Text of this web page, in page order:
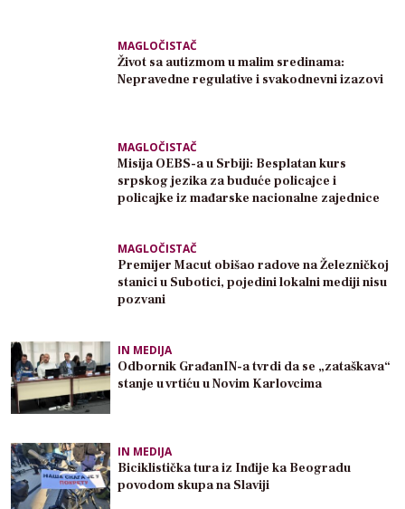
MAGLOČISTAČ
Život sa autizmom u malim sredinama:
Nepravedne regulative i svakodnevni izazovi
MAGLOČISTAČ
Misija OEBS-a u Srbiji: Besplatan kurs
srpskog jezika za buduće policajce i
policajke iz mađarske nacionalne zajednice
MAGLOČISTAČ
Premijer Macut obišao radove na Železničkoj
stanici u Subotici, pojedini lokalni mediji nisu
pozvani
IN MEDIJA
Odbornik GrađanIN-a tvrdi da se „zataškava“
stanje u vrtiću u Novim Karlovcima
IN MEDIJA
Biciklistička tura iz Inđije ka Beogradu
povodom skupa na Slaviji